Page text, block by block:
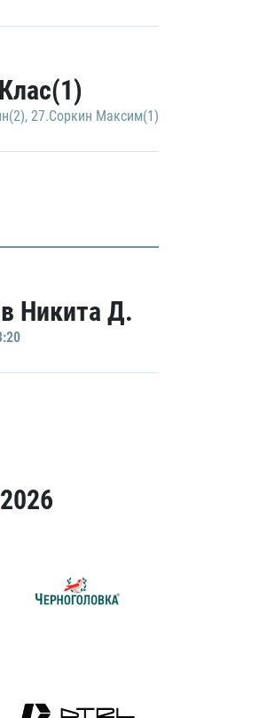
, 27.Соркин Максим(1)
Никита Д.